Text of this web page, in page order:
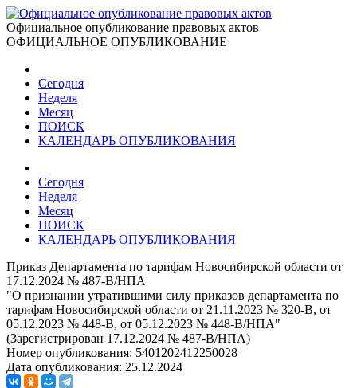
Официальное опубликование правовых актов
ОФИЦИАЛЬНОЕ ОПУБЛИКОВАНИЕ
Сегодня
Неделя
Месяц
ПОИСК
КАЛЕНДАРЬ ОПУБЛИКОВАНИЯ
Сегодня
Неделя
Месяц
ПОИСК
КАЛЕНДАРЬ ОПУБЛИКОВАНИЯ
Приказ Департамента по тарифам Новосибирской области от
17.12.2024 № 487-В/НПА
"О признании утратившими силу приказов департамента по
тарифам Новосибирской области от 21.11.2023 № 320-В, от
05.12.2023 № 448-В, от 05.12.2023 № 448-В/НПА"
(Зарегистрирован 17.12.2024 № 487-В/НПА)
Номер опубликования: 5401202412250028
Дата опубликования: 25.12.2024